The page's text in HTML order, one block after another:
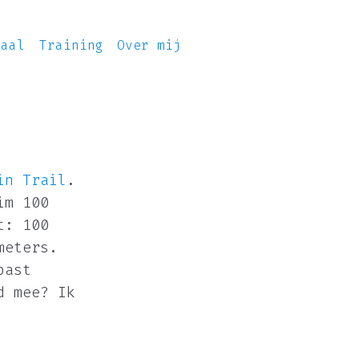
Training Over mij
Trail .
100
100
Ik